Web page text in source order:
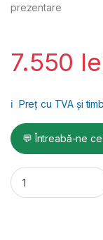
prezentare
7.550
ℹ️ Preț cu TVA și
💬 Întreabă-ne
Masina de legat